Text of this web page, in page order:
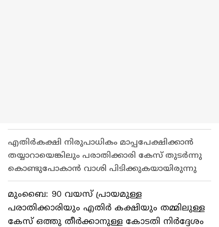
എതിർകക്ഷി നിരുപാധികം മാപ്പപേക്ഷിക്കാൻ
തയ്യാറായെങ്കിലും പരാതിക്കാരി കേസ് തുടർന്നു
കൊണ്ടുപോകാൻ വാശി പിടിക്കുകയായിരുന്നു
മുംബൈ: 90 വയസ് പ്രായമുള്ള
പരാതിക്കാരിയും എതിർ കക്ഷിയും തമ്മിലുള്ള
കേസ് ഒത്തു തീർക്കാനുള്ള കോടതി നിർദ്ദേശം